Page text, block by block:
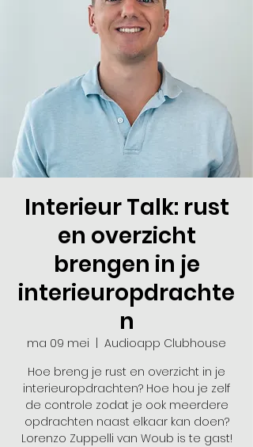
Interieur Talk: rust
en overzicht
brengen in je
interieuropdrachte
n
ma 09 mei
Audioapp Clubhouse
Hoe breng je rust en overzicht in je
interieuropdrachten? Hoe hou je zelf
de controle zodat je ook meerdere
opdrachten naast elkaar kan doen?
Lorenzo Zuppelli van Woub is te gast!